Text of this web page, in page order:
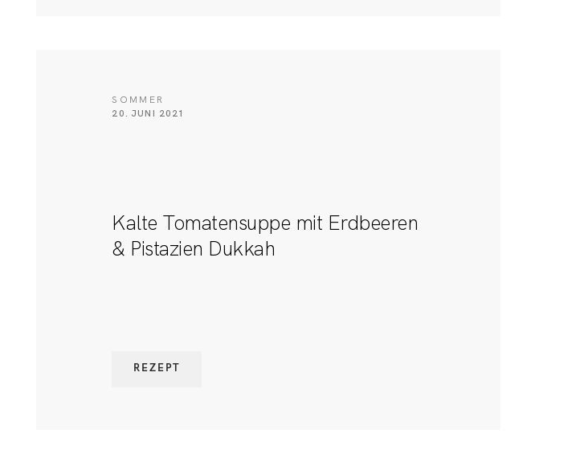
SOMMER
20. JUNI 2021
Kalte Tomatensuppe mit Erdbeeren
& Pistazien Dukkah
REZEPT